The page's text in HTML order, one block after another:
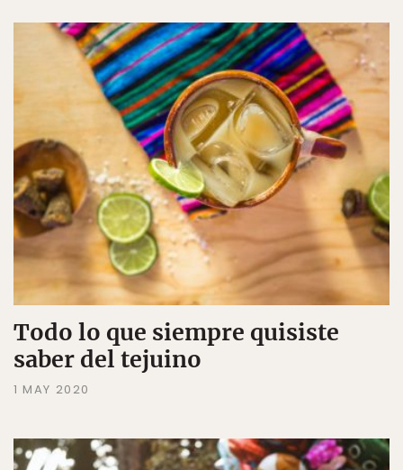
Todo lo que siempre quisiste
saber del tejuino
1 MAY 2020